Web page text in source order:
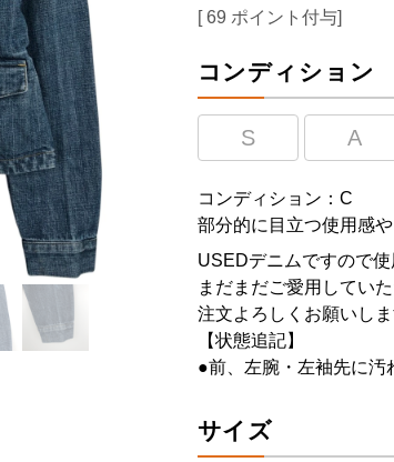
[ 69 ポイント付与]
コンディション
S A
コンディション：C
部分的に目立つ使用感
USEDデニムですので使
まだまだご愛用してい
注文よろしくお願いしま
【状態追記】
●前、左腕・左袖先に汚
サイズ